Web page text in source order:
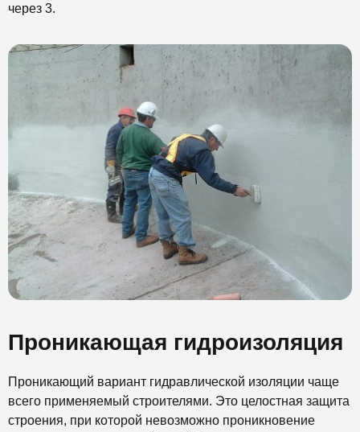
через 3.
Проникающая гидроизоляция
Проникающий вариант гидравлической изоляции чаще
всего применяемый строителями. Это целостная защита
строения, при которой невозможно проникновение